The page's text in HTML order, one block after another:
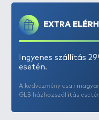
EXTRA
Ingyenes szállítás
esetén.
A kedvezmény csak
GLS házhozszállítás